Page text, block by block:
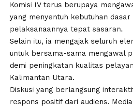
Komisi IV terus berupaya
yang menyentuh kebutuhan
pelaksanaannya tepat sasaran.
Selain itu, ia mengajak seluruh
untuk bersama-sama mengawal
demi peningkatan kualitas
Kalimantan Utara.
Diskusi yang berlangsung
respons positif dari audiens.